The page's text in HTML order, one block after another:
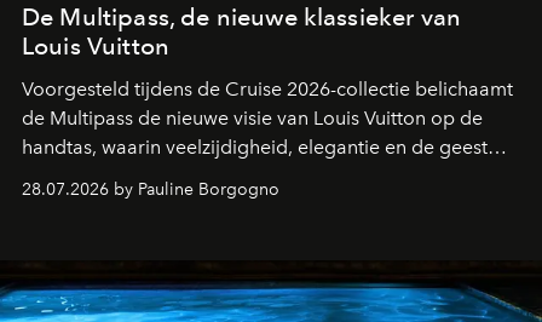
De Multipass, de nieuwe klassieker van
Louis Vuitton
Voorgesteld tijdens de Cruise 2026-collectie belichaamt
de Multipass de nieuwe visie van Louis Vuitton op de
handtas, waarin veelzijdigheid, elegantie en de geest
28.07.2026 by Pauline Borgogno